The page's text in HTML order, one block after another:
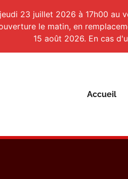
Accueil
23 juillet 2026 à 17h00
le matin, en
15 août 2026. En cas